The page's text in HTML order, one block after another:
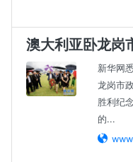
澳大利亚卧龙岗
新华网
龙岗市
胜利纪
的...